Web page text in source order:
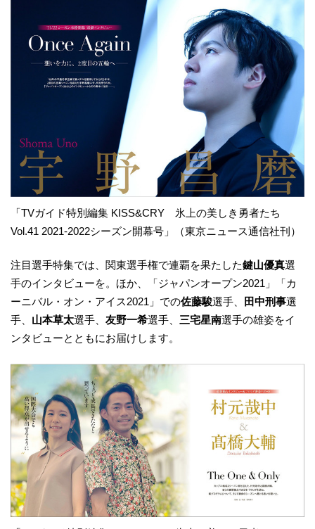
「TVガイド特別編集 KISS&CRY 氷上の美しき勇者たち
Vol.41 2021‐2022シーズン開幕号」（東京ニュース通信社刊）
注目選手特集では、関東選手権で連覇を果たした鍵山優真選
手のインタビューを。ほか、「ジャパンオープン2021」「カ
ーニバル・オン・アイス2021」での佐藤駿選手、 田中刑事選
手、 山本草太選手、 友野一希選手、 三宅星南選手の雄姿をイ
ンタビューとともにお届けします。